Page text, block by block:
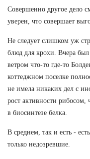
Совершенно другое дело
уверен, что совершает
Не следует слишком уж
блюд для крохи. Вчера
ветром что-то где-то
коттеджном поселке
не имела никаких дел с
рост активности рибосом,
в биосинтезе белка.
В среднем, так и есть -
только недозревшие.